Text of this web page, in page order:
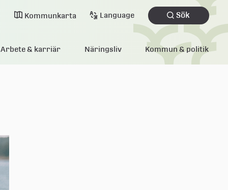
Kommunkarta Language Sök
Arbete & karriär Näringsliv Kommun & politik